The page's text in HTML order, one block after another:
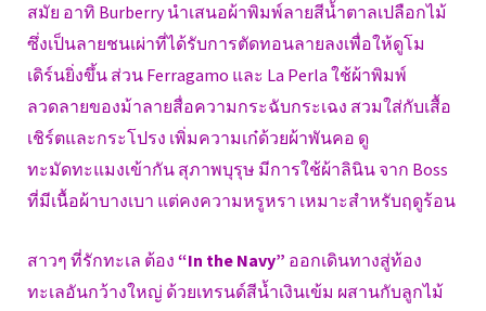
สมัย อาทิ Burberry นำเสนอผ้าพิมพ์ลายสีน้ำตาลเปลือกไม้
ซึ่งเป็นลายชนเผ่าที่ได้รับการตัดทอนลายลงเพื่อให้ดูโม
เดิร์นยิ่งขึ้น ส่วน Ferragamo และ La Perla ใช้ผ้าพิมพ์
ลวดลายของม้าลายสื่อความกระฉับกระเฉง สวมใส่กับเสื้อ
เชิร์ตและกระโปรง เพิ่มความเก๋ด้วยผ้าพันคอ ดู
ทะมัดทะแมงเข้ากัน สุภาพบุรุษ มีการใช้ผ้าลินิน จาก Boss
ที่มีเนื้อผ้าบางเบา แต่คงความหรูหรา เหมาะสำหรับฤดูร้อน
สาวๆ ที่รักทะเล ต้อง “In the Navy” ออกเดินทางสู่ท้อง
ทะเลอันกว้างใหญ่ ด้วยเทรนด์สีน้ำเงินเข้ม ผสานกับลูกไม้